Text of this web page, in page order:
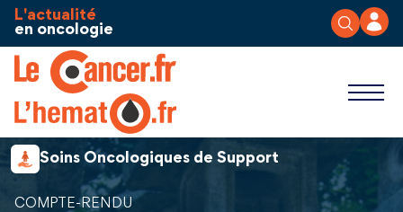
Aller au contenu
L'actualité
en oncologie
Soins Oncologiques de Support
COMPTE-RENDU
Panneau de gestion des cookies